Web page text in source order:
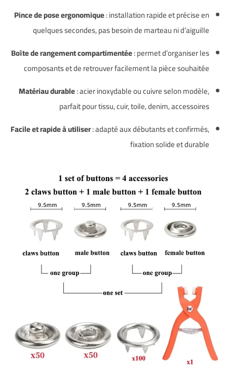
Pince de pose ergonomique: installation rapide et précise en
quelques secondes, pas besoin de marteau ni d’aiguille
Boîte de rangement compartimentée: permet d’organiser les
composants et de retrouver facilement la pièce souhaitée
Matériau durable: acier inoxydable ou cuivre selon modèle,
parfait pour tissu, cuir, toile, denim, accessoires
Facile et rapide à utiliser: adapté aux débutants et confirmés,
fixation solide et durable